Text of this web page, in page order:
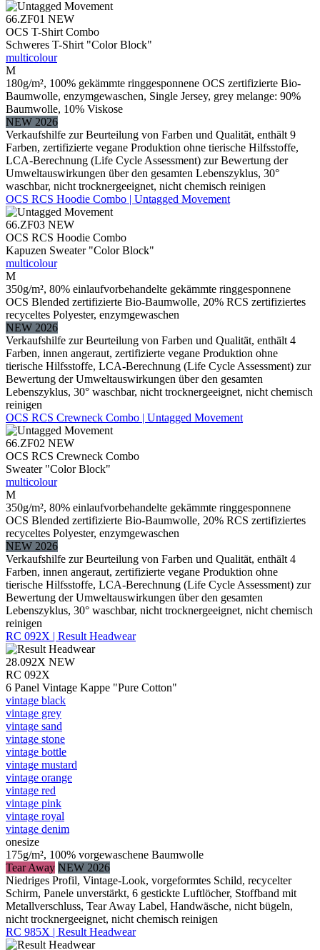
66.ZF01 NEW
OCS T-Shirt Combo
Schweres T-Shirt "Color Block"
multicolour
M
180g/m², 100% gekämmte ringgesponnene OCS zertifizierte Bio-
Baumwolle, enzymgewaschen, Single Jersey, grey melange: 90%
Baumwolle, 10% Viskose
NEW 2026
Verkaufshilfe zur Beurteilung von Farben und Qualität, enthält 9
Farben, zertifizierte vegane Produktion ohne tierische Hilfsstoffe,
LCA-Berechnung (Life Cycle Assessment) zur Bewertung der
Umweltauswirkungen über den gesamten Lebenszyklus, 30°
waschbar, nicht trocknergeeignet, nicht chemisch reinigen
OCS RCS Hoodie Combo | Untagged Movement
66.ZF03 NEW
OCS RCS Hoodie Combo
Kapuzen Sweater "Color Block"
multicolour
M
350g/m², 80% einlaufvorbehandelte gekämmte ringgesponnene
OCS Blended zertifizierte Bio-Baumwolle, 20% RCS zertifiziertes
recyceltes Polyester, enzymgewaschen
NEW 2026
Verkaufshilfe zur Beurteilung von Farben und Qualität, enthält 4
Farben, innen angeraut, zertifizierte vegane Produktion ohne
tierische Hilfsstoffe, LCA-Berechnung (Life Cycle Assessment) zur
Bewertung der Umweltauswirkungen über den gesamten
Lebenszyklus, 30° waschbar, nicht trocknergeeignet, nicht chemisch
reinigen
OCS RCS Crewneck Combo | Untagged Movement
66.ZF02 NEW
OCS RCS Crewneck Combo
Sweater "Color Block"
multicolour
M
350g/m², 80% einlaufvorbehandelte gekämmte ringgesponnene
OCS Blended zertifizierte Bio-Baumwolle, 20% RCS zertifiziertes
recyceltes Polyester, enzymgewaschen
NEW 2026
Verkaufshilfe zur Beurteilung von Farben und Qualität, enthält 4
Farben, innen angeraut, zertifizierte vegane Produktion ohne
tierische Hilfsstoffe, LCA-Berechnung (Life Cycle Assessment) zur
Bewertung der Umweltauswirkungen über den gesamten
Lebenszyklus, 30° waschbar, nicht trocknergeeignet, nicht chemisch
reinigen
RC 092X | Result Headwear
28.092X NEW
RC 092X
6 Panel Vintage Kappe "Pure Cotton"
vintage black
vintage grey
vintage sand
vintage stone
vintage bottle
vintage mustard
vintage orange
vintage red
vintage pink
vintage royal
vintage denim
onesize
175g/m², 100% vorgewaschene Baumwolle
Tear Away NEW 2026
Niedriges Profil, Vintage-Look, vorgeformtes Schild, recycelter
Schirm, Panele unverstärkt, 6 gestickte Luftlöcher, Stoffband mit
Metallverschluss, Tear Away Label, Handwäsche, nicht bügeln,
nicht trocknergeeignet, nicht chemisch reinigen
RC 985X | Result Headwear